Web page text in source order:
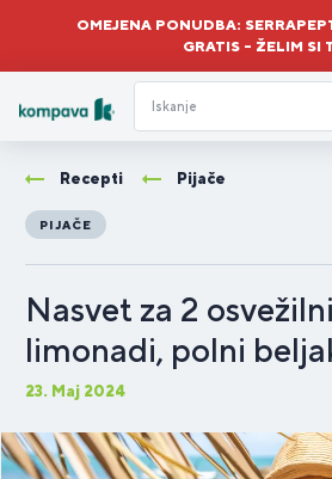
OMEJENA PONUDBA:
GRATIS – ŽELIM SI
Recepti Pijače
PIJAČE
Nasvet za 2
limonadi, polni
23. Maj 2024